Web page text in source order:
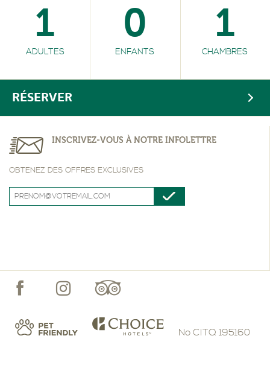
1
ADULTES
0
ENFANTS
1
CHAMBRES
RÉSERVER
INSCRIVEZ-VOUS À NOTRE INFOLETTRE
OBTENEZ DES OFFRES EXCLUSIVES
No CITQ 195160